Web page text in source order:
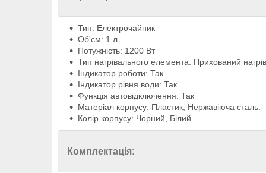
Тип: Електрочайник
Об'єм: 1 л
Потужність: 1200 Вт
Тип нагрівального елемента: Прихований
Індикатор роботи: Так
Індикатор рівня води: Так
Функція автовідключення: Так
Матеріал корпусу: Пластик, Нержавіюча сталь.
Колір корпусу: Чорний, Білий
Комплектація: